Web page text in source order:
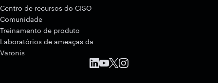
Centro de recursos do CISO
Comunidade
Treinamento de produto
Laboratórios de ameaças da
Varonis